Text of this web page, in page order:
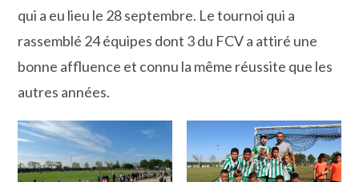
qui a eu lieu le 28 septembre. Le tournoi qui a
rassemblé 24 équipes dont 3 du FCV a attiré une
bonne affluence et connu la même réussite que les
autres années.